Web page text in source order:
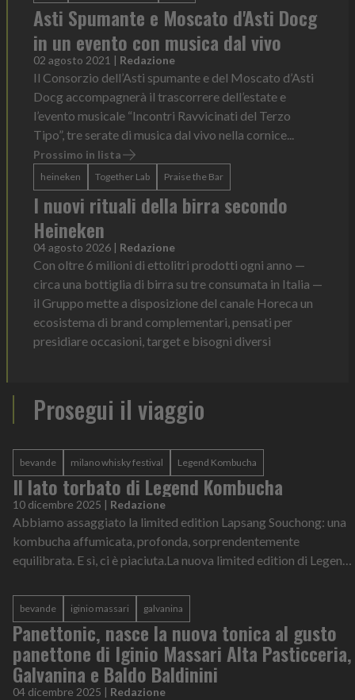
Asti Spumante e Moscato d'Asti Docg
in un evento con musica dal vivo
02 agosto 2021 | Redazione
Il Consorzio dell’Asti spumante e del Moscato d’Asti
Docg accompagnerà il trascorrere dell’estate e
l’evento musicale “Incontri Ravvicinati del Terzo
Tipo”, tre serate di musica dal vivo nella cornice...
Prossimo in lista
heineken Together Lab Praise the Bar
I nuovi rituali della birra secondo
Heineken
04 agosto 2026 | Redazione
Con oltre 6 milioni di ettolitri prodotti ogni anno —
circa una bottiglia di birra su tre consumata in Italia —
il Gruppo mette a disposizione del canale Horeca un
ecosistema di brand complementari, pensati per
presidiare occasioni, target e bisogni diversi
Prosegui il viaggio
bevande milano whisky festival Legend Kombucha
Il lato torbato di Legend Kombucha
10 dicembre 2025 | Redazione
Abbiamo assaggiato la limited edition Lapsang Souchong: una
kombucha affumicata, profonda, sorprendentemente
equilibrata. E sì, ci è piaciuta.La nuova limited edition di Legend
bevande iginio massari galvanina
Panettonic, nasce la nuova tonica al gusto
panettone di Iginio Massari Alta Pasticceria,
Galvanina e Baldo Baldinini
04 dicembre 2025 | Redazione